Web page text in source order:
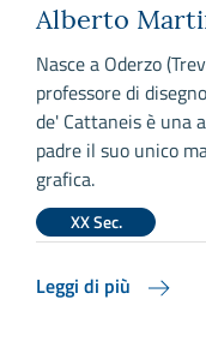
Alberto
Nasce a Oderzo
professore di
de' Cattaneis è una
padre il suo unico
grafica.
XX Sec.
Leggi di più